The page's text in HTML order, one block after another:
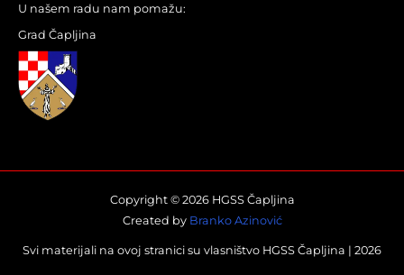
U našem radu nam pomažu:
Grad Čapljina
Copyright © 2026 HGSS Čapljina
Created by Branko Azinović
Svi materijali na ovoj stranici su vlasništvo HGSS Čapljina | 2026